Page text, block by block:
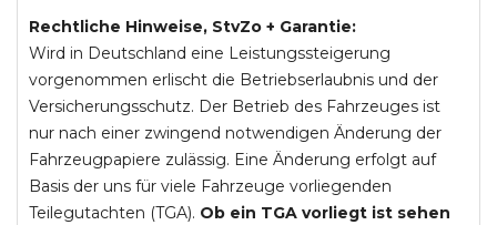
Rechtliche Hinweise, StvZo + Garantie:
Wird in Deutschland eine Leistungssteigerung
vorgenommen erlischt die Betriebserlaubnis und der
Versicherungsschutz. Der Betrieb des Fahrzeuges ist
nur nach einer zwingend notwendigen Änderung der
Fahrzeugpapiere zulässig. Eine Änderung erfolgt auf
Basis der uns für viele Fahrzeuge vorliegenden
Teilegutachten (TGA). Ob ein TGA vorliegt ist sehen